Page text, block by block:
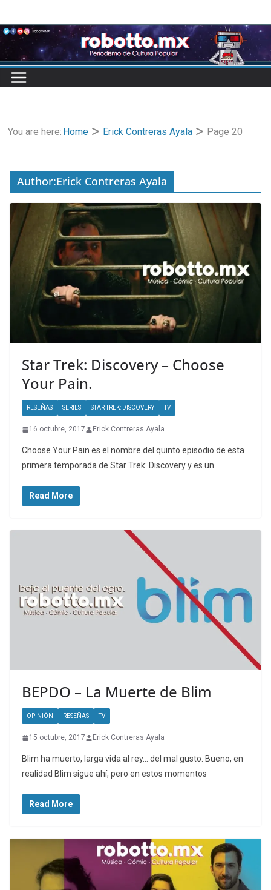
to
content
You are here: Home Erick Contreras Ayala Page 20
Author:Erick Contreras Ayala
Star Trek: Discovery – Choose
Your Pain.
RESEÑAS SERIES STAR TREK: DISCOVERY TV
16 octubre, 2017 Erick Contreras Ayala
Choose Your Pain es el nombre del quinto episodio de esta
primera temporada de Star Trek: Discovery y es un
Read More
BEPDO – La Muerte de Blim
OPINIÓN RESEÑAS TV
15 octubre, 2017 Erick Contreras Ayala
Blim ha muerto, larga vida al rey… del mal gusto. Bueno, en
realidad Blim sigue ahí, pero en estos momentos
Read More